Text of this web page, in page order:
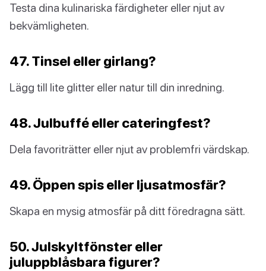
Testa dina kulinariska färdigheter eller njut av
bekvämligheten.
47. Tinsel eller girlang?
Lägg till lite glitter eller natur till din inredning.
48. Julbuffé eller cateringfest?
Dela favoriträtter eller njut av problemfri värdskap.
49. Öppen spis eller ljusatmosfär?
Skapa en mysig atmosfär på ditt föredragna sätt.
50. Julskyltfönster eller
juluppblåsbara figurer?